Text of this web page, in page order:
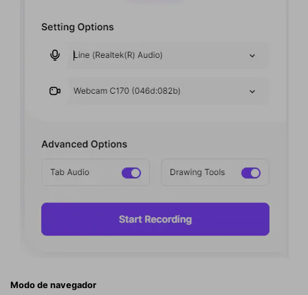
Modo de navegador